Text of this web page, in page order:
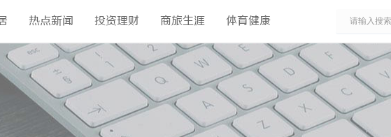
热点新闻 投资理财 商旅生涯 体育健康